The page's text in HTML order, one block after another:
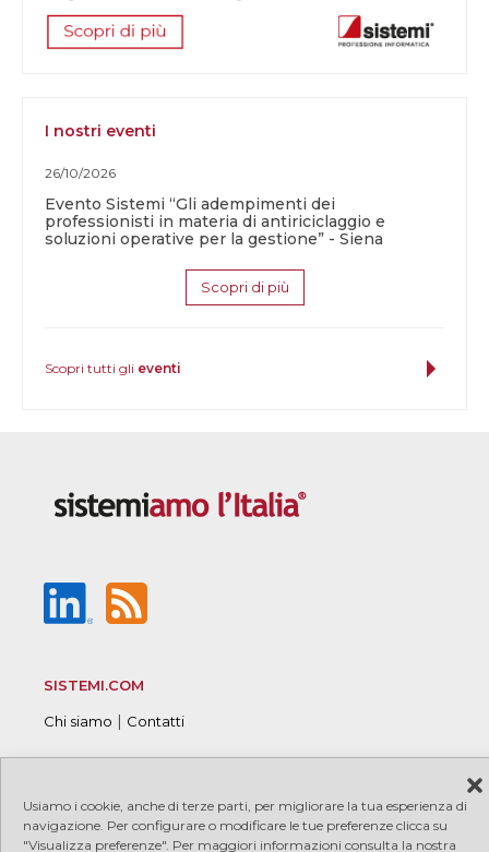
Usiamo i cookie, anche di terze parti, per migliorare la tua esperienza di
navigazione. Per configurare o modificare le tue preferenze clicca su
"Visualizza preferenze". Per maggiori informazioni consulta la nostra
I nostri eventi
26/10/2026
Evento Sistemi “Gli adempimenti dei
professionisti in materia di antiriciclaggio e
soluzioni operative per la gestione” - Siena
Scopri di più
Scopri tutti gli eventi
SISTEMI.COM
Chi siamo | Contatti
© 2026 Sistemi S.p.A. P.I. 08245660017|Copyright|
PRIVACY|COOKIE|Credits